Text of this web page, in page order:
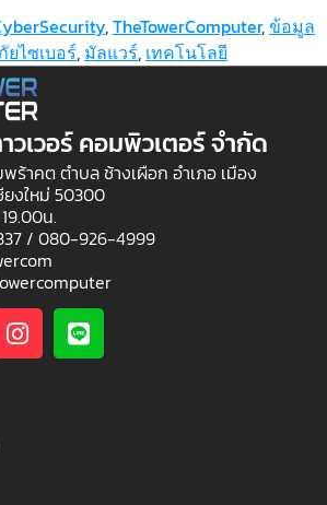
,TheTowerComputer,ข้อมูล
ไซเบอร์, มัลแวร์, เทคโนโลยี
วเวอร์ คอมพิวเตอร์ จำกัด
าคต ตำบล ช้างเผือก อำเภอ เมือง
ยงใหม่ 50300
น.
/ 080-926-4999